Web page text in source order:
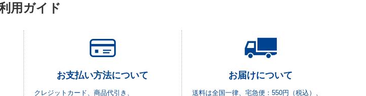
用ガイド
お支払い方法について
クレジットカード、商品代引き、
お届けについて
送料は全国一律、宅急便：550円（税込）、